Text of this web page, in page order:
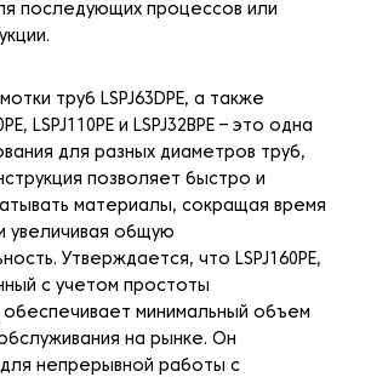
последующих процессов или
труб LSPJ63DPE, а также
LSPJ110PE и LSPJ32BPE – это одна
для разных диаметров труб,
позволяет быстро и
материалы, сокращая время
увеличивая общую
Утверждается, что LSPJ160PE,
с учетом простоты
обеспечивает минимальный объем
на рынке. Он
непрерывной работы с